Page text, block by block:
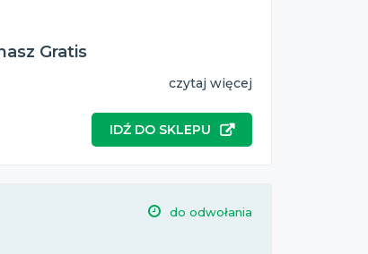
Gratis
czytaj więcej
IDŹ DO SKLEPU
do odwołania